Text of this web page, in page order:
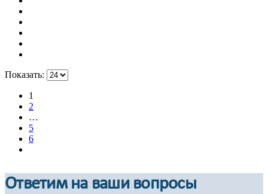
Показать:
1
2
…
5
6
Ответим на ваши вопросы